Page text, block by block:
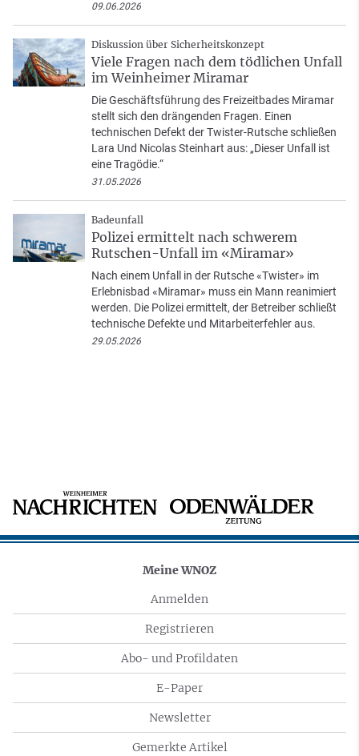
09.06.2026
Diskussion über Sicherheitskonzept
Viele Fragen nach dem tödlichen Unfall
im Weinheimer Miramar
Die Geschäftsführung des Freizeitbades Miramar
stellt sich den drängenden Fragen. Einen
technischen Defekt der Twister-Rutsche schließen
Lara Und Nicolas Steinhart aus: „Dieser Unfall ist
eine Tragödie.“
31.05.2026
Badeunfall
Polizei ermittelt nach schwerem
Rutschen-Unfall im «Miramar»
Nach einem Unfall in der Rutsche «Twister» im
Erlebnisbad «Miramar» muss ein Mann reanimiert
werden. Die Polizei ermittelt, der Betreiber schließt
technische Defekte und Mitarbeiterfehler aus.
29.05.2026
Meine WNOZ
Anmelden
Registrieren
Abo- und Profildaten
E-Paper
Newsletter
Gemerkte Artikel